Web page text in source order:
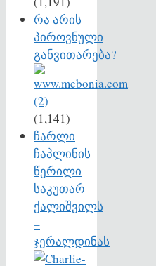
რა არის
პიროვნული
განვითარება?
(1,141)
ჩარლი
ჩაპლინის
წერილი
საკუთარ
ქალიშვილს
–
ჯერალდინას